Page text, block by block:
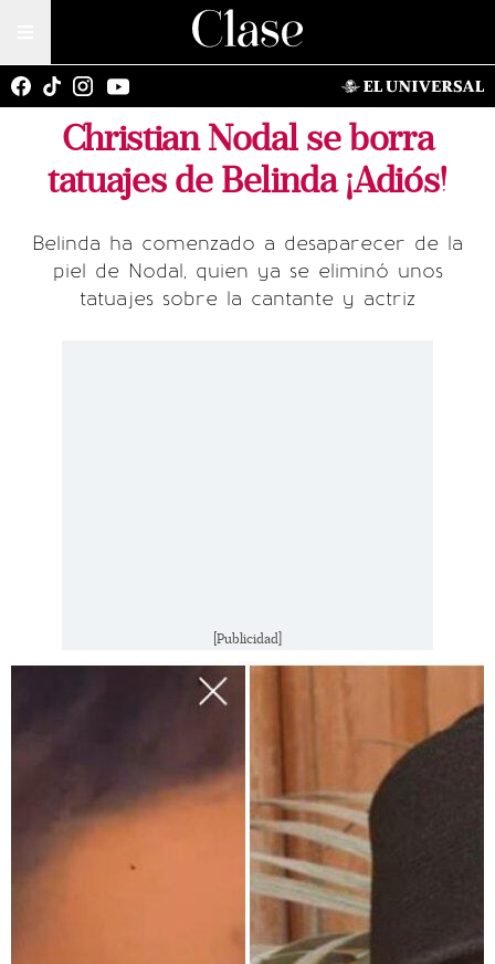
Christian Nodal se borra
tatuajes de Belinda ¡Adiós!
Belinda ha comenzado a desaparecer de la
piel de Nodal, quien ya se eliminó unos
tatuajes sobre la cantante y actriz
[Publicidad]